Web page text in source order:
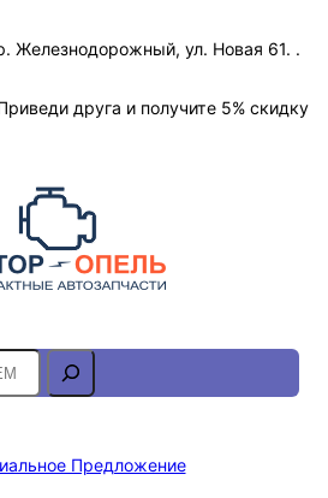
Железнодорожный, ул. Новая 61. .
друга и получите 5% скидку
S
e
r Предложение